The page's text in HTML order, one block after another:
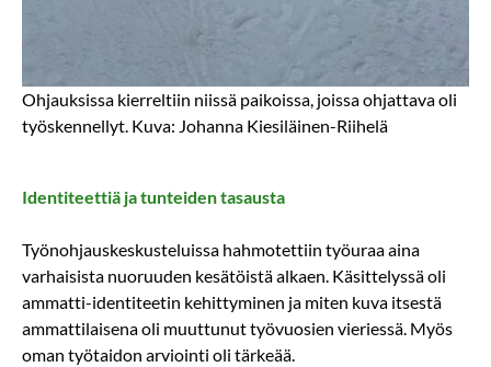
Ohjauksissa kierreltiin niissä paikoissa, joissa ohjattava oli
työskennellyt. Kuva: Johanna Kiesiläinen-Riihelä
Identiteettiä ja tunteiden tasausta
Työnohjauskeskusteluissa hahmotettiin työuraa aina
varhaisista nuoruuden kesätöistä alkaen. Käsittelyssä oli
ammatti-identiteetin kehittyminen ja miten kuva itsestä
ammattilaisena oli muuttunut työvuosien vieriessä. Myös
oman työtaidon arviointi oli tärkeää.